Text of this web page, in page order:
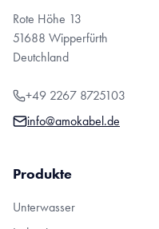
Rote Höhe 13
51688 Wipperfürth
Deutchland
+49 2267 8725103
info@amokabel.de
Produkte
Unterwasser